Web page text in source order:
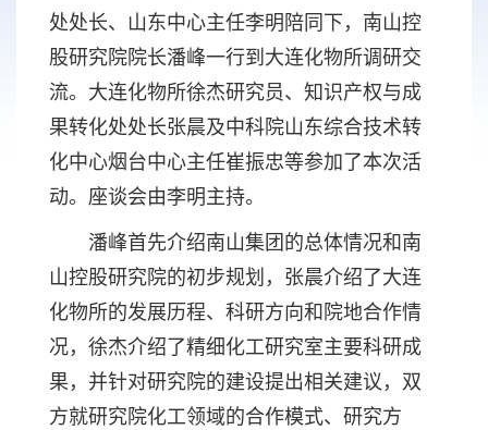
处处长、山东中心主任李明陪同下，南山控
股研究院院长潘峰一行到大连化物所调研交
流。大连化物所徐杰研究员、知识产权与成
果转化处处长张晨及中科院山东综合技术转
化中心烟台中心主任崔振忠等参加了本次活
动。座谈会由李明主持。
潘峰首先介绍南山集团的总体情况和南
山控股研究院的初步规划，张晨介绍了大连
化物所的发展历程、科研方向和院地合作情
况，徐杰介绍了精细化工研究室主要科研成
果，并针对研究院的建设提出相关建议，双
方就研究院化工领域的合作模式、研究方